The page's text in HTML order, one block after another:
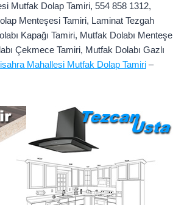
Mutfak Dolap Tamiri, 554 858 1312,
Menteşesi Tamiri, Laminat Tezgah
Kapağı Tamiri, Mutfak Dolabı Menteşe
Çekmece Tamiri, Mutfak Dolabı Gazlı
Mahallesi Mutfak Dolap Tamiri –